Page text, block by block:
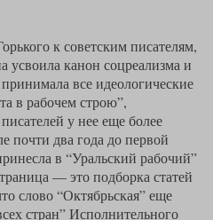
к советским писателям,
усвоила канон соцреализма и
все идеологические
в рабочем строю”,
у нее еще более
почти два года до первой
в “Уральский рабочий”
— это подборка статей
слово “Октябрьская” еще
стран” Исполнительного